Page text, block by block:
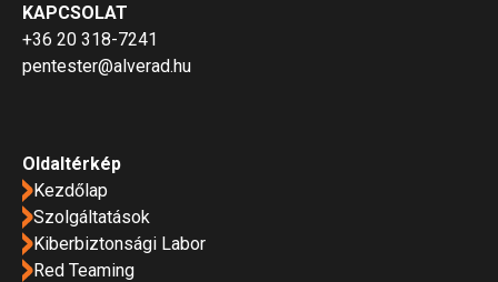
KAPCSOLAT
+36 20 318-7241
pentester@alverad.hu
Oldaltérkép
Kezdőlap
Szolgáltatások
Kiberbiztonsági Labor
Red Teaming